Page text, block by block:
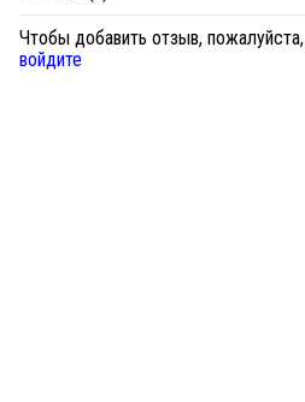
Чтобы добавить отзыв, пожалуйста,
войдите